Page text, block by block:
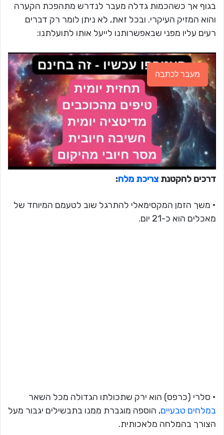
בגוף אך כשהכמות גדלה מעבר לנדרש מתהפכת הקערה
והוא המזיק העיקרי. ובכל זאת, לא ניתן לומר רק דברים
רעים עליו מפני שבאפשרותנו לייעל אותו לתועלתנו:
מעבר לכתבה
דרכים להקטנת צריכת מלח:
• משך הזמן המקסימאלי להתרגל שוב לטעמם המיוחד של
מאכלים הוא כ-21 יום.
• סלרי (כרפס) הוא ירק שתכולתו הגדולה מכל השאר
במלחים טבעיים, הוספה מוגברת ממנו בתבשילים יגבור מעל
הצורך בהמלחה מלאכותית.